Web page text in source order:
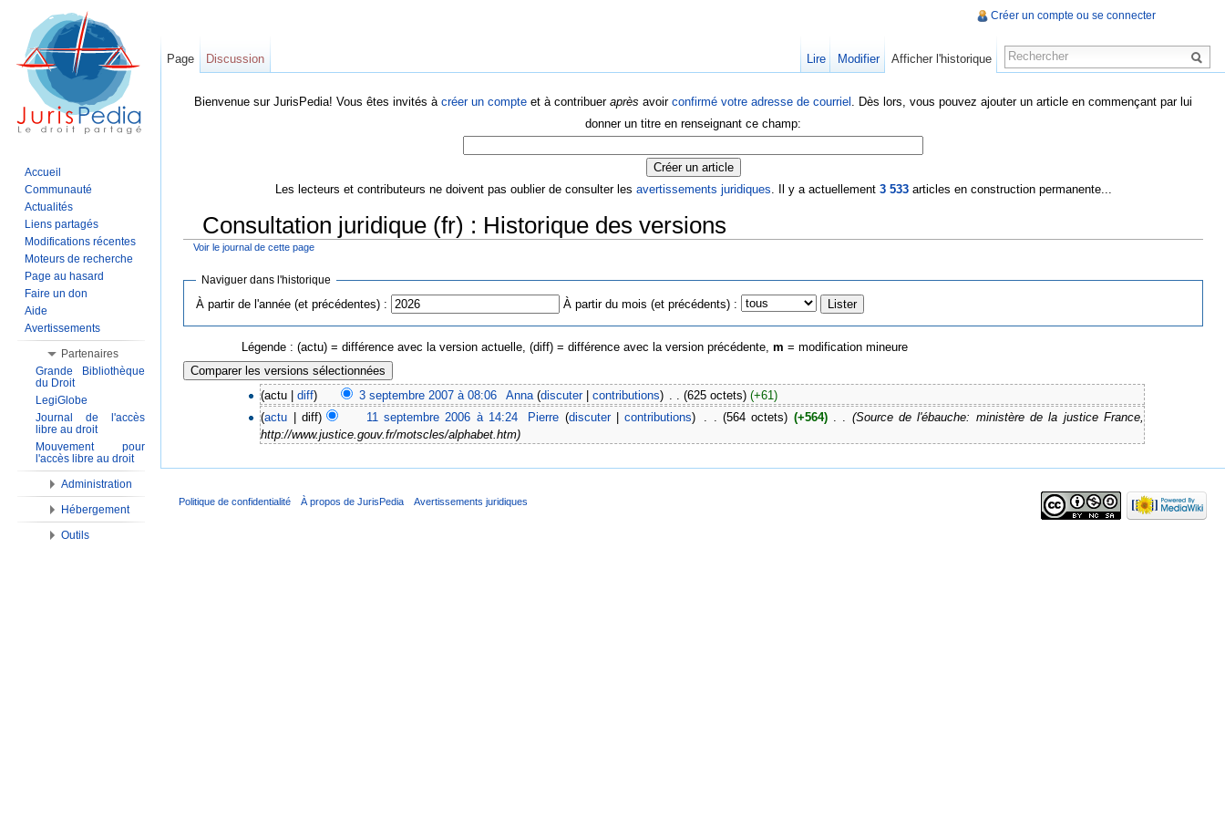
Bienvenue sur JurisPedia! Vous êtes invités à créer un compte et à contribuer après avoir confirmé votre adresse de courriel . Dès lors, vous pouvez ajouter un article en commençant par lui
donner un titre en renseignant ce champ:
Les lecteurs et contributeurs ne doivent pas oublier de consulter les avertissements juridiques. Il y a actuellement 3 533articles en construction permanente...
Consultation juridique (fr) : Historique des versions
Voir le journal de cette page
Naviguer dans l'historique
À partir de l'année (et précédentes) : À partir du mois (et précédents) :
Légende : (actu) = différence avec la version actuelle, (diff) = différence avec la version précédente, m = modification mineure
(actu |diff) 3 septembre 2007 à 08:06 Anna (discuter| contributions) . . (625 octets) (+61)
(actu | diff) 11 septembre 2006 à 14:24‎ Pierre (discuter|contributions) . . (564 octets) (+564)‎ . . (Source de l'ébauche: ministère de la justice France,
http://www.justice.gouv.fr/motscles/alphabet.htm)
Créer un compte ou se connecter
Page Discussion Lire Modifier Afficher l'historique
Accueil
Communauté
Actualités
Liens partagés
Modifications récentes
Moteurs de recherche
Page au hasard
Faire un don
Aide
Avertissements
Partenaires
Grande Bibliothèque
du Droit
LegiGlobe
Journal de l'accès
libre au droit
Mouvement pour
l'accès libre au droit
Administration
Hébergement
Outils
Politique de confidentialité À propos de JurisPedia Avertissements juridiques